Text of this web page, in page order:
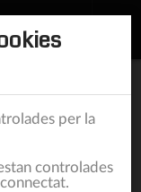
per la
controlades